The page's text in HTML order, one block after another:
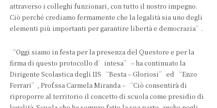
attraverso i colleghi funzionari, con tutto il nostro impegno.
Ciò perché crediamo fermamente che la legalità sia uno degli
elementi più importanti per garantire libertà e democrazia”.
“Oggi siamo in festa per la presenza del Questore e per la
firma di questo protocollo d’intesa” – ha continuato la
Dirigente Scolastica degli IIS “Besta – Gloriosi” ed “Enzo
Ferrari”, Prof.ssa Carmela Miranda – “Ciò consentirà di
riproporre al territorio il concetto di scuola come presidio di